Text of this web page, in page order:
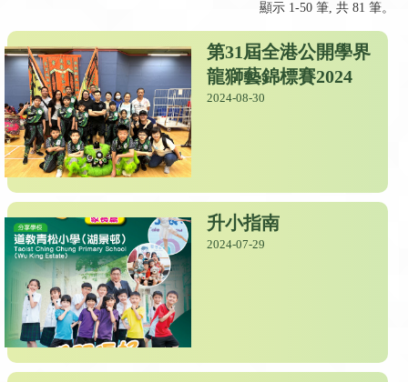
顯示 1-50 筆, 共 81 筆。
第31屆全港公開學界
龍獅藝錦標賽2024
2024-08-30
升小指南
2024-07-29